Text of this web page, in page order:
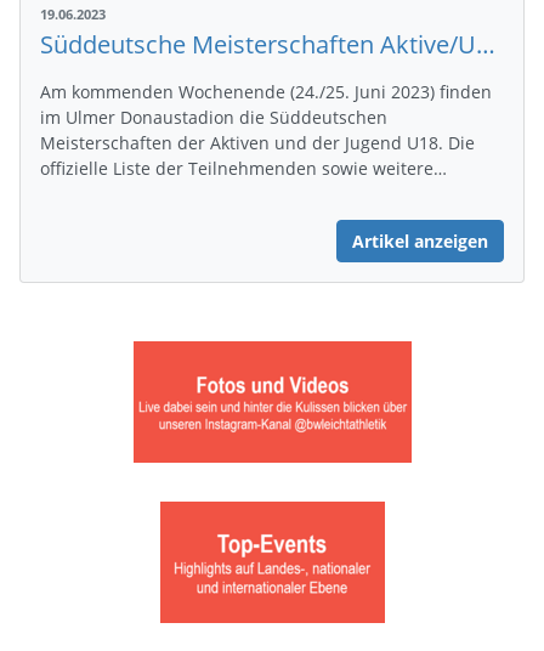
19.06.2023
Süddeutsche Meisterschaften Aktive/U18: Offizielle Teilnehmendenliste und finaler Zeitplan veröffentlicht
Am kommenden Wochenende (24./25. Juni 2023) finden
im Ulmer Donaustadion die Süddeutschen
Meisterschaften der Aktiven und der Jugend U18. Die
offizielle Liste der Teilnehmenden sowie weitere…
Artikel anzeigen